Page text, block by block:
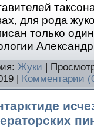
для рода
только
Жуки |
Комментарии